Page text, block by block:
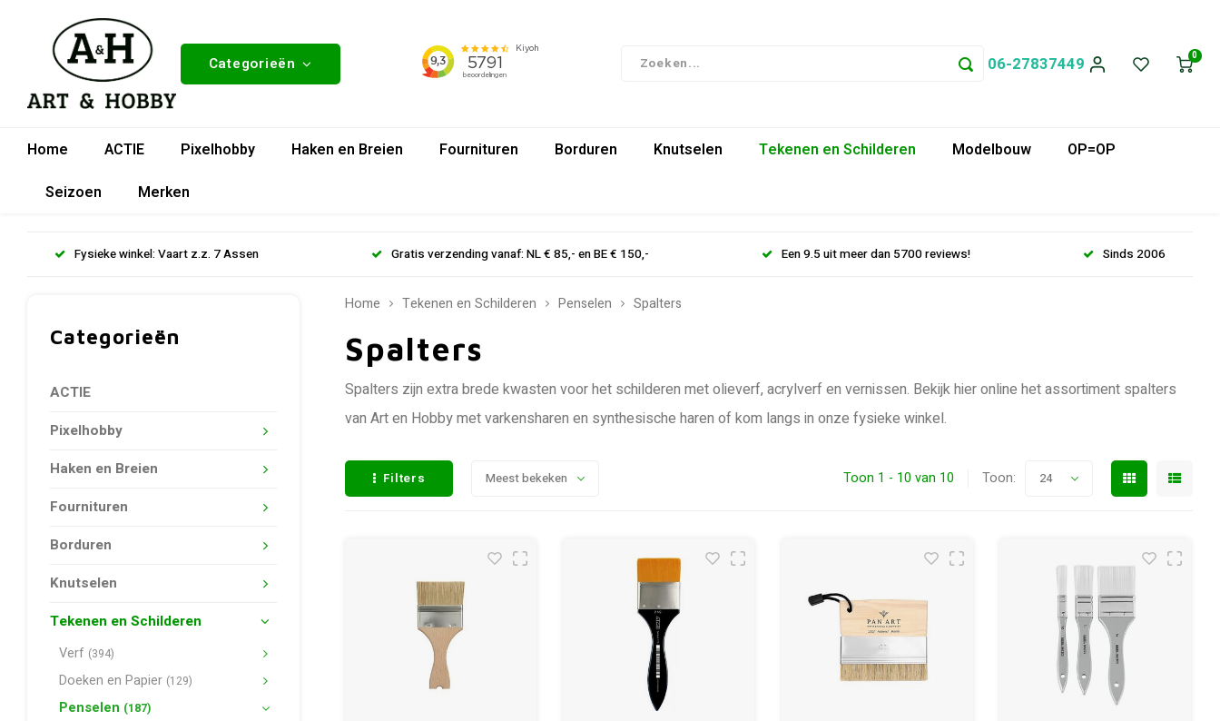
Categorieën 06-27837449 0
Home ACTIE Pixelhobby Haken en Breien Fournituren Borduren Knutselen Tekenen en Schilderen Modelbouw
OP=OP
Seizoen
Merken
Fysieke winkel: Vaart z.z. 7 Assen Gratis verzending vanaf: NL € 85,- en BE € 150,- Een 9.5 uit meer dan 5700 reviews! Sinds 2006
Categorieën
ACTIE
Pixelhobby
Haken en Breien
Fournituren
Borduren
Knutselen
Tekenen en Schilderen
Verf (394)
Doeken en Papier (129)
Penselen (187)
Home Tekenen en Schilderen Penselen Spalters
Spalters
Spalters zijn extra brede kwasten voor het schilderen met olieverf, acrylverf en vernissen. Bekijk hier online het assortiment spalters
van Art en Hobby met varkensharen en synthesische haren of kom langs in onze fysieke winkel.
Filters Meest bekeken Toon 1 - 10 van 10 Toon: 24